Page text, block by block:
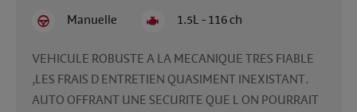
Manuelle 1.5L - 116 ch
VEHICULE ROBUSTE A LA MECANIQUE TRES FIABLE
,LES FRAIS D ENTRETIEN QUASIMENT INEXISTANT.
AUTO OFFRANT UNE SECURITE QUE L ON POURRAIT